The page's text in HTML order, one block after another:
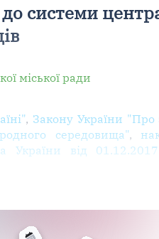
системи
міської ради
, Закону України "Про
середовища",
України від